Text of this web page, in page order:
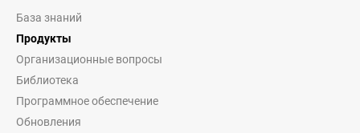
База знаний
Продукты
Организационные вопросы
Библиотека
Программное обеспечение
Обновления